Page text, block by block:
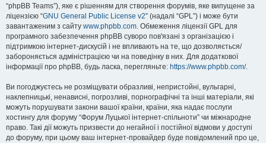
“phpBB Teams”), яке є рішенням для створення форумів, яке випущене за
ліцензією “GNU General Public License v2” (надалі “GPL”) і може бути
завантаженим з сайту www.phpbb.com. Обмеження ліцензії GPL для
програмного забезпечення phpBB суворо пов'язані з організацією і
підтримкою інтернет-дискусій і не впливають на те, що дозволяється/
забороняється адміністрацією чи на поведінку в них. Для додаткової
інформації про phpBB, будь ласка, перегляньте: https://www.phpbb.com/.
Ви погоджуєтесь не розміщувати образливі, непристойні, вульгарні,
наклепницькі, ненависні, погрозливі, порнографічні та інші матеріали, які
можуть порушувати закони вашої країни, країни, яка надає послуги
хостингу для форуму “Форум Луцької інтернет-спільноти” чи міжнародне
право. Такі дії можуть призвести до негайної і постійної відмови у доступі
до форуму, при цьому ваш інтернет-провайдер буде повідомлений про це,